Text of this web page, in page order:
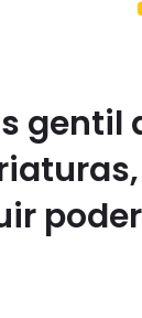
gentil